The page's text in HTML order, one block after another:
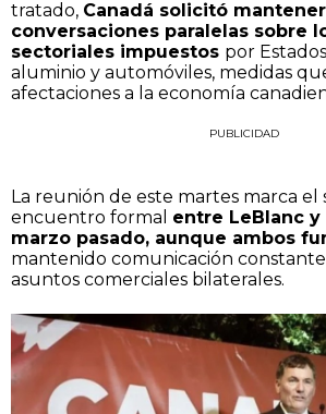
tratado, Canadá solicitó mantener
conversaciones paralelas sobre
sectoriales impuestos por
aluminio y automóviles, medidas
afectaciones a la economía
PUBLICIDAD
La reunión de este martes marca el
encuentro formal entre LeBlanc
marzo pasado, aunque ambos
mantenido comunicación
asuntos comerciales bilaterales.